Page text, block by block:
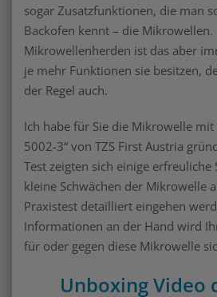
sogar Zusatzfunktionen, die man
Backofen kennt – die Mikrowellen.
Mikrowellenherden ist das aber
je mehr Funktionen sie besitzen,
der Regel auch.
Ich habe für Sie die Mikrowelle
5002-3“ von TZS First Austria
Test zeigten sich einige erfreuliche
kleine Schwächen der Mikrowelle
Praxistest detailliert eingehen
Informationen an der Hand wird
für oder gegen diese Mikrowelle
Unboxing Video